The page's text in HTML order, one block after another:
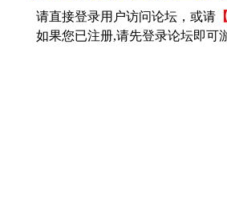
请直接登录用户访问论坛，或请 【
如果您已注册,请先登录论坛即可